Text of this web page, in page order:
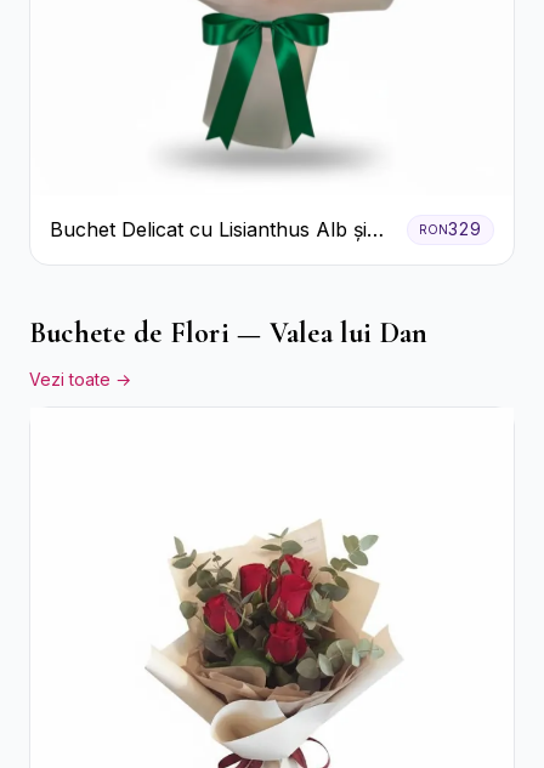
Buchet Delicat cu Lisianthus Alb și
Roz
RON329
Buchete de Flori — Valea lui Dan
Vezi toate →